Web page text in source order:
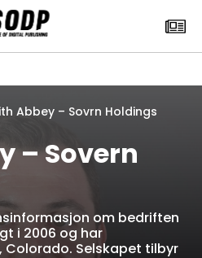
Abbey – Sovrn Holdings
– Sovern
om bedriften
i 2006 og har
Colorado. Selskapet tilbyr